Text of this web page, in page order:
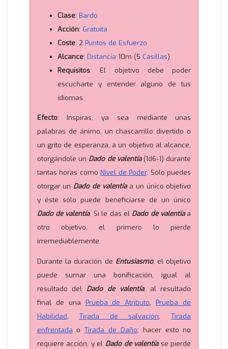
Clase: Bardo
Acción: Gratuita
Coste: 2 Puntos de Esfuerzo
Alcance: Distancia 10m (5 Casillas)
Requisitos: El objetivo debe poder
escucharte y entender alguno de tus
idiomas.
Efecto: Inspiras, ya sea mediante unas
palabras de ánimo, un chascarrillo divertido o
un grito de esperanza, a un objetivo al alcance,
otorgándole un Dado de valentía(1d6-1) durante
tantas horas comoNivel de Poder. Sólo puedes
otorgar un Dado de valentíaa un único objetivo
y éste sólo puede beneficiarse de un único
Dado de valentía. Si le das el Dado de valentíaa
otro objetivo, el primero lo pierde
irremediablemente.
Durante la duración de Entusiasmo, el objetivo
puede sumar una bonificación, igual al
resultado del Dado de valentía, al resultado
final de una Prueba de Atributo,Prueba de
Habilidad,Tirada de salvación,Tirada
enfrentada oTirada de Daño; hacer esto no
requiere acción, y el Dado de valentíase pierde